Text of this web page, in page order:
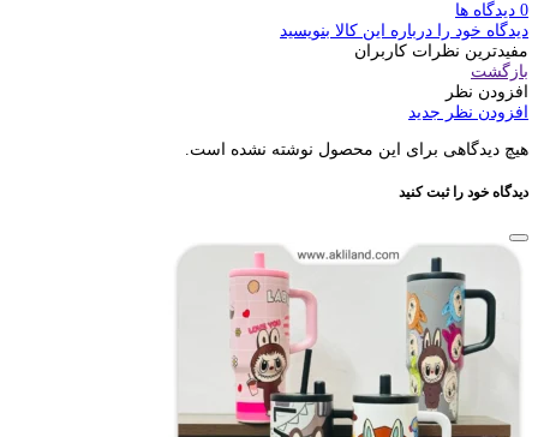
0 دیدگاه ها
دیدگاه خود را درباره این کالا بنویسید
مفیدترین نظرات کاربران
بازگشت
افزودن نظر
افزودن نظر جدید
هیچ دیدگاهی برای این محصول نوشته نشده است.
دیدگاه خود را ثبت کنید